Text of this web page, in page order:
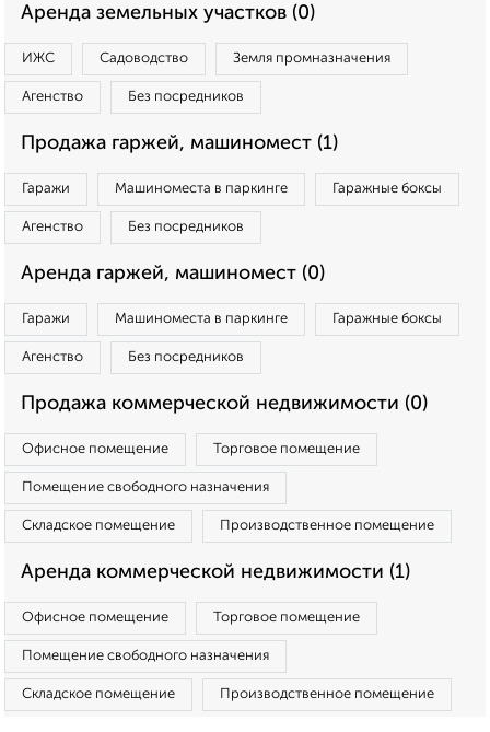
Аренда земельных участков (0)
ИЖС Садоводство Земля промназначения
Агенство Без посредников
Продажа гаржей, машиномест (1)
Гаражи Машиноместа в паркинге Гаражные боксы
Агенство Без посредников
Аренда гаржей, машиномест (0)
Гаражи Машиноместа в паркинге Гаражные боксы
Агенство Без посредников
Продажа коммерческой недвижимости (0)
Офисное помещение Торговое помещение
Помещение свободного назначения
Складское помещение Производственное помещение
Аренда коммерческой недвижимости (1)
Офисное помещение Торговое помещение
Помещение свободного назначения
Складское помещение Производственное помещение